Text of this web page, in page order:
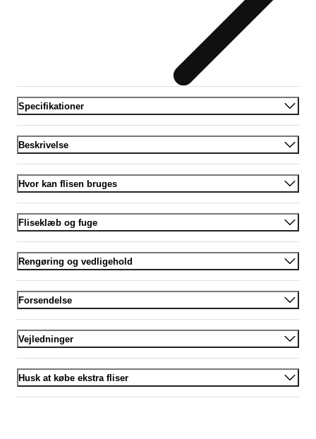
Specifikationer
Beskrivelse
Hvor kan flisen bruges
Fliseklæb og fuge
Rengøring og vedligehold
Forsendelse
Vejledninger
Husk at købe ekstra fliser